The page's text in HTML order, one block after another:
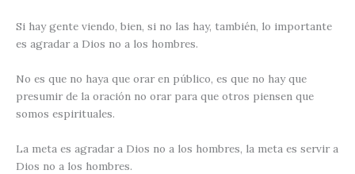
Si hay gente viendo, bien, si no las hay, también, lo importante
es agradar a Dios no a los hombres.
No es que no haya que orar en público, es que no hay que
presumir de la oración no orar para que otros piensen que
somos espirituales.
La meta es agradar a Dios no a los hombres, la meta es servir a
Dios no a los hombres.